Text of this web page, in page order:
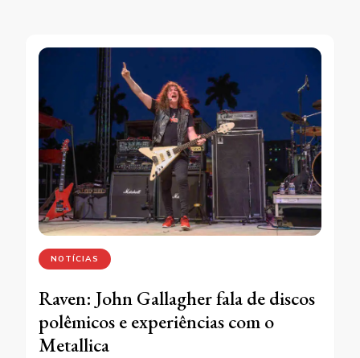
NOTÍCIAS
Raven: John Gallagher fala de discos
polêmicos e experiências com o
Metallica